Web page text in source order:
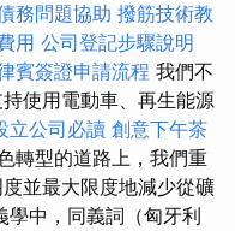
務問題協助 撥筋技術教
用 公司登記步驟說明
賓簽證申請流程 我們不
使用電動車、再生能源
立公司必讀 創意下午茶
轉型的道路上，我們重
並最大限度地減少從礦
學中，同義詞（匈牙利